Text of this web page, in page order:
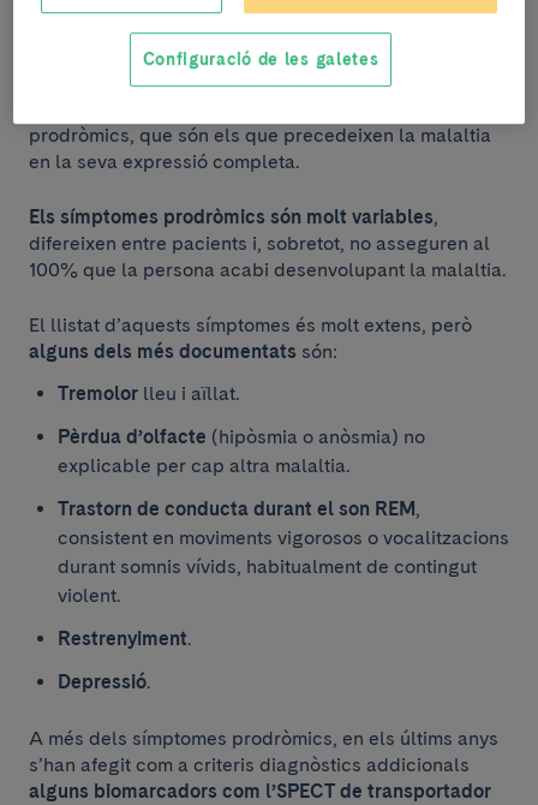
d’altres). No obstant això, ja fa anys que s’ha proposat
identificar el Parkinson abans de l’aparició dels
símptomes cardinals, que són aquells que poden ser
prodròmics, que són els que precedeixen la malaltia
en la seva expressió completa.
Els símptomes prodròmics són molt variables,
difereixen entre pacients i, sobretot, no asseguren al
100% que la persona acabi desenvolupant la malaltia.
El llistat d’aquests símptomes és molt extens, però
alguns dels més documentats són:
Tremolor lleu i aïllat.
Pèrdua d’olfacte (hipòsmia o anòsmia) no
explicable per cap altra malaltia.
Trastorn de conducta durant el son REM ,
consistent en moviments vigorosos o vocalitzacions
durant somnis vívids, habitualment de contingut
violent.
Restrenyiment.
Depressió.
A més dels símptomes prodròmics, en els últims anys
s’han afegit com a criteris diagnòstics addicionals
alguns biomarcadors com l’SPECT de transportador
Configuració de les galetes